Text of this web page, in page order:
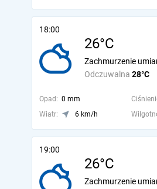
18:00
26°C
Odczuwalna 28°C
Zachmurzenie
Opad: 0 mm
Wiatr:
6 km/h
19:00
26°C
Zachmurzenie